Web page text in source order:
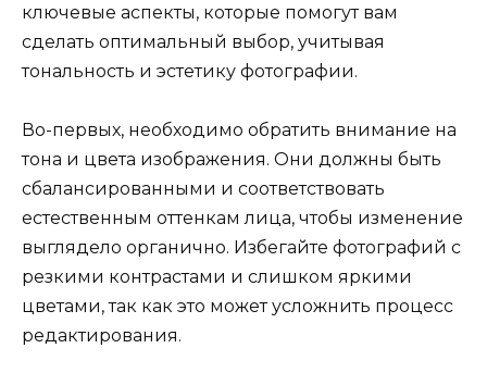
ключевые аспекты, которые помогут вам
сделать оптимальный выбор, учитывая
тональность и эстетику фотографии.
Во-первых, необходимо обратить внимание на
тона и цвета изображения. Они должны быть
сбалансированными и соответствовать
естественным оттенкам лица, чтобы изменение
выглядело органично. Избегайте фотографий с
резкими контрастами и слишком яркими
цветами, так как это может усложнить процесс
редактирования.